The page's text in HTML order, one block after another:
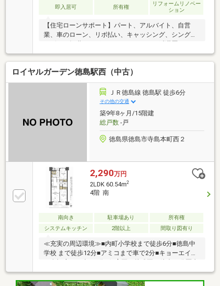
即入居可 所有権
リフォームリノベー
ション
【住宅ローンサポート】パート、アルバイト、自営
業、車のローン、リボ払い、キャッシング、シングル
など住宅ローン審査が不安、「自分は無理かも…」と
いう方ほどご相談ください！▼審査通過例・年収300
万＋車ローン／勤続1年→通過・年収260万／シングル
／カード残債→通過・転職4ヶ月／頭金0→通過・自営
業2年目→補足資料＆補足説明で通過・パート3年目/年
収180万円→承無理な営業はいたしません。通る方法
を一緒に探します。087-810-3147／【見学予約】から
も受付中
ロイヤルガーデン徳島駅西（中古）
ＪＲ徳島線 徳島駅 徒歩6分
その他の交通
築9年8ヶ月/15階建
総戸数-戸
徳島県徳島市寺島本町西２
2,290万円
2LDK 60.54m2
4階 南
南向き 駐車場あり
所有権
システムキッチン
2階以上 間取り図有り
≪充実の周辺環境≫■内町小学校まで徒歩6分■徳島中
学校 まで徒歩12分■アミコまで車で2分■キョーエイ三
に多数■徒歩10分圏内に病院も多数■スーパー・ドラッ
グストア・コンビニ徒歩5分圏内≪収納豊富な住みや